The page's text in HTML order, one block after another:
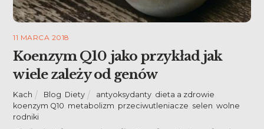
11 MARCA 2018
Koenzym Q10 jako przykład jak
wiele zależy od genów
Kach Blog Diety antyoksydanty dieta a zdrowie
koenzym Q10 metabolizm przeciwutleniacze selen ,wolne
rodniki